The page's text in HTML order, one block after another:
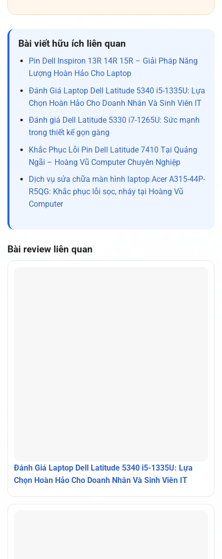
Bài viết hữu ích liên quan
Pin Dell Inspiron 13R 14R 15R – Giải Pháp Năng
Lượng Hoàn Hảo Cho Laptop
Đánh Giá Laptop Dell Latitude 5340 i5-1335U: Lựa
Chọn Hoàn Hảo Cho Doanh Nhân Và Sinh Viên IT
Đánh giá Dell Latitude 5330 i7-1265U: Sức mạnh
trong thiết kế gọn gàng
Khắc Phục Lỗi Pin Dell Latitude 7410 Tại Quảng
Ngãi – Hoàng Vũ Computer Chuyên Nghiệp
Dịch vụ sửa chữa màn hình laptop Acer A315-44P-
R5QG: Khắc phục lỗi sọc, nháy tại Hoàng Vũ
Computer
Bài review liên quan
Đánh Giá Laptop Dell Latitude 5340 i5-1335U: Lựa
Chọn Hoàn Hảo Cho Doanh Nhân Và Sinh Viên IT